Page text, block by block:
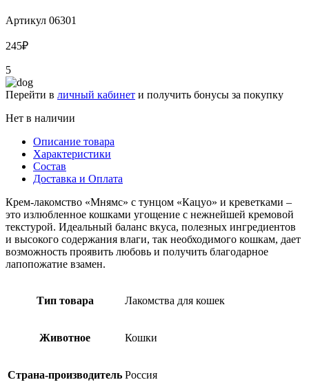
Артикул 06301
245₽
5
Перейти в личный кабинет и получить бонусы за покупку
Нет в наличии
Описание товара
Характеристики
Состав
Доставка и Оплата
Крем-лакомство «Мнямс» с тунцом «Кацуо» и креветками –
это излюбленное кошками угощение с нежнейшей кремовой
текстурой. Идеальный баланс вкуса, полезных ингредиентов
и высокого содержания влаги, так необходимого кошкам, дает
возможность проявить любовь и получить благодарное
лапопожатие взамен.
Тип товара Лакомства для кошек
Животное Кошки
Страна-производитель Россия